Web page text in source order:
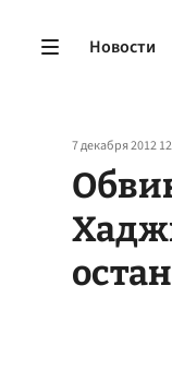
Новости
7 декабря 2012